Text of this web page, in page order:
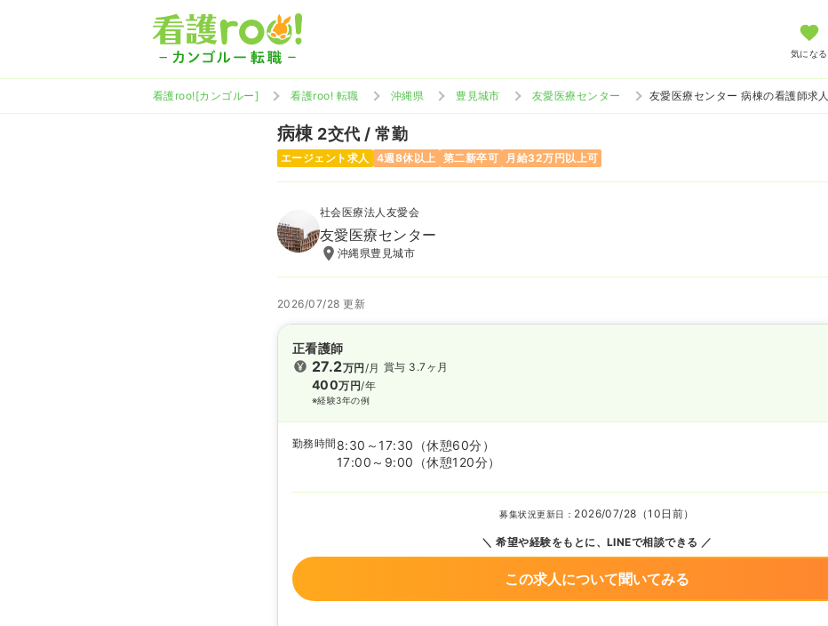
気になる
看護roo![カンゴルー] 看護roo! 転職 沖縄県 豊見城市 友愛医療センター 友愛医療センター 病棟の看護師求人
病棟 2交代 / 常勤
エージェント求人 4週8休以上 第二新卒可 月給32万円以上可
社会医療法人友愛会
友愛医療センター
沖縄県豊見城市
2026/07/28 更新
正看護師
27.2万円/月
400万円/年
※経験3年の例
賞与 3.7ヶ月
勤務時間 8:30～17:30
（休憩60分）
17:00～9:00
（休憩120分）
募集状況更新日： 2026/07/28（10日前）
希望や経験をもとに、LINEで相談できる
この求人について聞いてみる